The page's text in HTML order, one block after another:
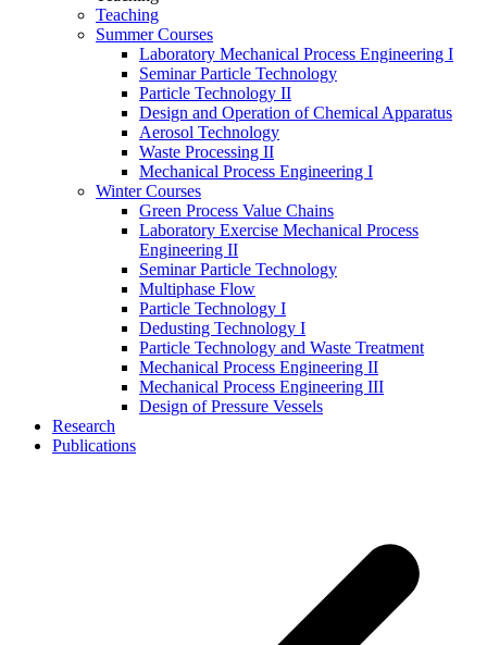
Teaching
Summer Courses
Laboratory Mechanical Process Engineering I
Seminar Particle Technology
Particle Technology II
Design and Operation of Chemical Apparatus
Aerosol Technology
Waste Processing II
Mechanical Process Engineering I
Winter Courses
Green Process Value Chains
Laboratory Exercise Mechanical Process
Engineering II
Seminar Particle Technology
Multiphase Flow
Particle Technology I
Dedusting Technology I
Particle Technology and Waste Treatment
Mechanical Process Engineering II
Mechanical Process Engineering III
Design of Pressure Vessels
Research
Publications